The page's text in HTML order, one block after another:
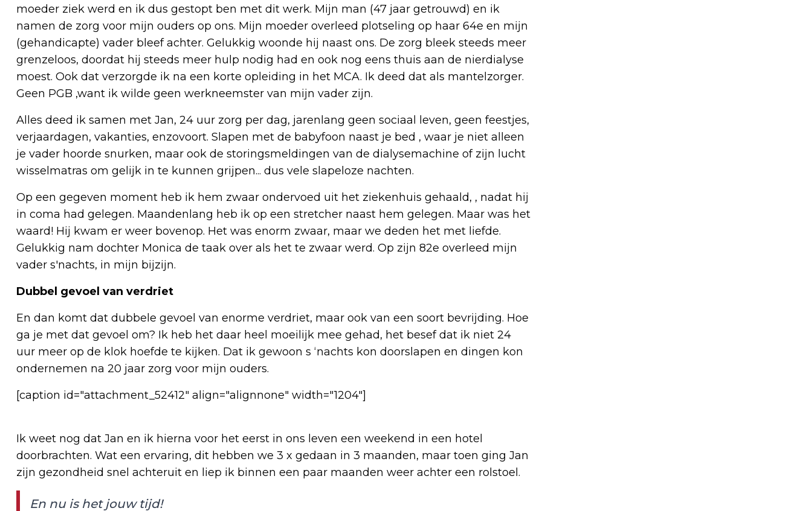
moeder ziek werd en ik dus gestopt ben met dit werk. Mijn man (47 jaar getrouwd) en ik
namen de zorg voor mijn ouders op ons. Mijn moeder overleed plotseling op haar 64e en mijn
(gehandicapte) vader bleef achter. Gelukkig woonde hij naast ons. De zorg bleek steeds meer
grenzeloos, doordat hij steeds meer hulp nodig had en ook nog eens thuis aan de nierdialyse
moest. Ook dat verzorgde ik na een korte opleiding in het MCA. Ik deed dat als mantelzorger.
Geen PGB ,want ik wilde geen werkneemster van mijn vader zijn.
Alles deed ik samen met Jan, 24 uur zorg per dag, jarenlang geen sociaal leven, geen feestjes,
verjaardagen, vakanties, enzovoort. Slapen met de babyfoon naast je bed , waar je niet alleen
je vader hoorde snurken, maar ook de storingsmeldingen van de dialysemachine of zijn lucht
wisselmatras om gelijk in te kunnen grijpen... dus vele slapeloze nachten.
Op een gegeven moment heb ik hem zwaar ondervoed uit het ziekenhuis gehaald, , nadat hij
in coma had gelegen. Maandenlang heb ik op een stretcher naast hem gelegen. Maar was het
waard! Hij kwam er weer bovenop. Het was enorm zwaar, maar we deden het met liefde.
Gelukkig nam dochter Monica de taak over als het te zwaar werd. Op zijn 82e overleed mijn
vader s'nachts, in mijn bijzijn.
Dubbel gevoel van verdriet
En dan komt dat dubbele gevoel van enorme verdriet, maar ook van een soort bevrijding. Hoe
ga je met dat gevoel om? Ik heb het daar heel moeilijk mee gehad, het besef dat ik niet 24
uur meer op de klok hoefde te kijken. Dat ik gewoon s ‘nachts kon doorslapen en dingen kon
ondernemen na 20 jaar zorg voor mijn ouders.
[caption id="attachment_52412" align="alignnone" width="1204"]
Ik weet nog dat Jan en ik hierna voor het eerst in ons leven een weekend in een hotel
doorbrachten. Wat een ervaring, dit hebben we 3 x gedaan in 3 maanden, maar toen ging Jan
zijn gezondheid snel achteruit en liep ik binnen een paar maanden weer achter een rolstoel.
En nu is het jouw tijd!